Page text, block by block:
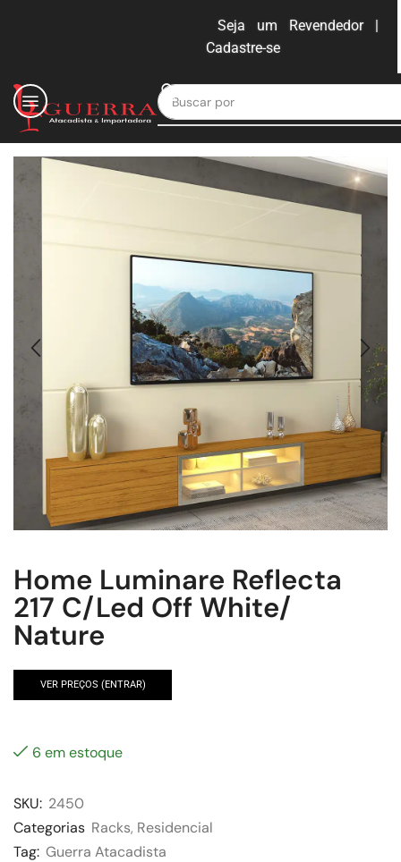
Seja um Revendedor |
Cadastre-se
Buscar por
Home Luminare Reflecta
217 C/Led Off White/
Nature
VER PREÇOS (ENTRAR)
6 em estoque
SKU: 2450
Categorias Racks, Residencial
Tag: Guerra Atacadista